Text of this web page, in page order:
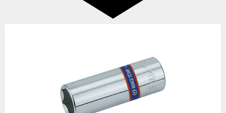
หมวดที่ 2
Wrench